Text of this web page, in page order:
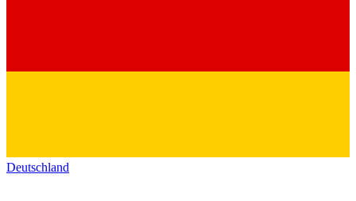
Deutschland